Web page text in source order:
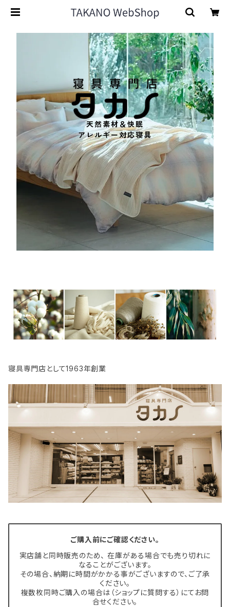
天然素材＆快眠
アレルギー対応寝具
寝具専門店として1963年創業
ご購入前にご確認ください。
実店舗と同時販売のため、 在庫がある場合でも売り切れに
なることがございます。
その場合、納期に時間がかかる事がございますので、ご了承
ください。
複数枚同時ご購入の場合は（ショップに質問する）にてお問
合せください。